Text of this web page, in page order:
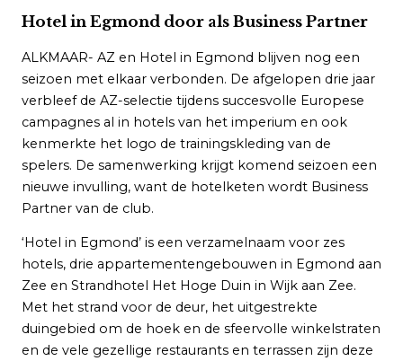
Klantenservice
Veelgestelde vragen
Hotel in Egmond door als Business Partner
ALKMAAR- AZ en Hotel in Egmond blijven nog een
seizoen met elkaar verbonden. De afgelopen drie jaar
verbleef de AZ-selectie tijdens succesvolle Europese
campagnes al in hotels van het imperium en ook
kenmerkte het logo de trainingskleding van de
spelers. De samenwerking krijgt komend seizoen een
nieuwe invulling, want de hotelketen wordt Business
Partner van de club.
‘Hotel in Egmond’ is een verzamelnaam voor zes
hotels, drie appartementengebouwen in Egmond aan
Zee en Strandhotel Het Hoge Duin in Wijk aan Zee.
Met het strand voor de deur, het uitgestrekte
duingebied om de hoek en de sfeervolle winkelstraten
en de vele gezellige restaurants en terrassen zijn deze